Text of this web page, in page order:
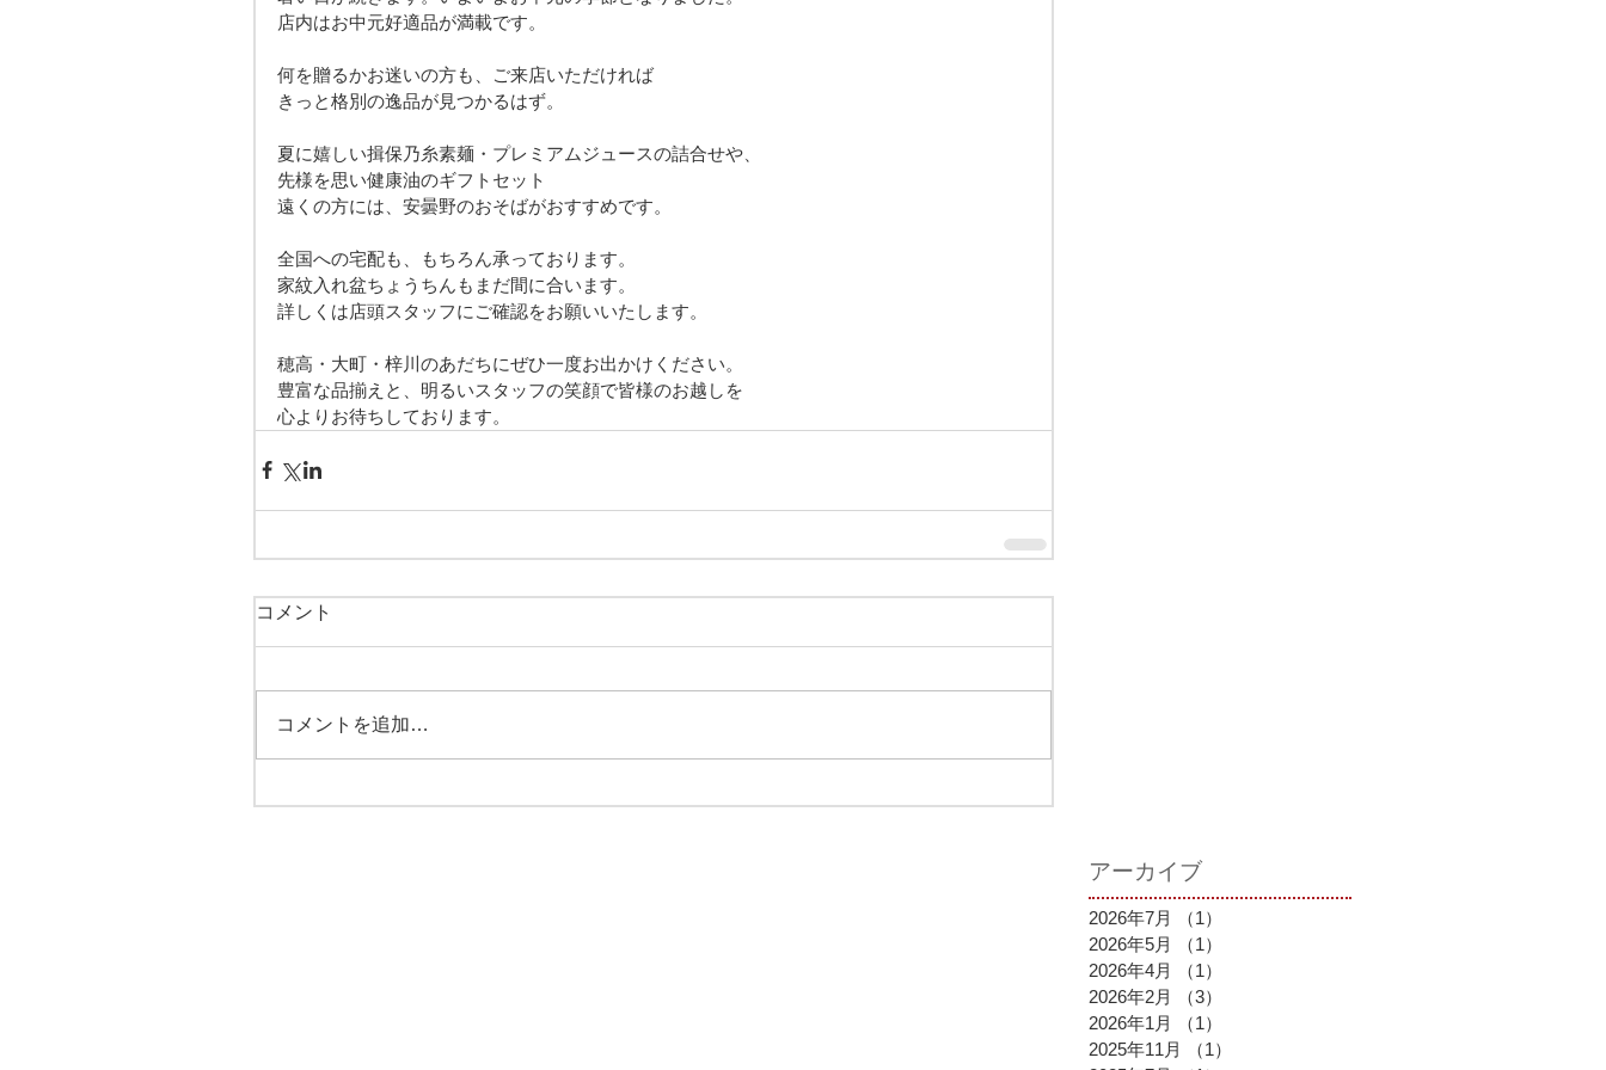
店内はお中元好適品が満載です。
何を贈るかお迷いの方も、ご来店いただければ
きっと格別の逸品が見つかるはず。
夏に嬉しい揖保乃糸素麺・プレミアムジュースの詰合せや、
先様を思い健康油のギフトセット
遠くの方には、安曇野のおそばがおすすめです。
全国への宅配も、もちろん承っております。
家紋入れ盆ちょうちんもまだ間に合います。
詳しくは店頭スタッフにご確認をお願いいたします。
穂高・大町・梓川のあだちにぜひ一度お出かけください。
豊富な品揃えと、明るいスタッフの笑顔で皆様のお越しを
心よりお待ちしております。
コメント
コメントを追加…
アーカイブ
2026年7月 （1）
2026年5月
（1）
2026年4月
（1）
2026年2月
（3）
2026年1月
（1）
2025年11月
（1）